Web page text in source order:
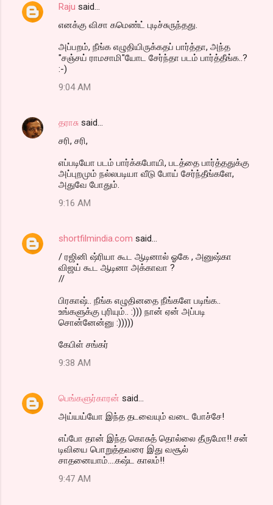
Raju said…
எனக்கு விசா கமெண்ட் புடிச்சுருந்தது.
அப்பறம், நீங்க எழுதியிருக்கதப் பார்த்தா, அந்த
"சஞ்சய் ராமசாமி"யோட சேர்ந்தா படம் பார்த்தீங்க..?
:-)
9:04 AM
தராசு said…
சரி, சரி,
எப்படியோ படம் பார்க்கபோயி, படத்தை பார்த்ததுக்கு
அப்புறமும் நல்லபடியா வீடு போய் சேர்ந்தீங்களே,
அதுவே போதும்.
9:16 AM
shortfilmindia.com said…
/ ரஜினி ஷ்ரியா கூட ஆடினால் ஓகே , அனுஷ்கா
விஜய் கூட ஆடினா அக்காவா ?
//
பிரகாஷ்.. நீங்க எழுதினதை நீங்களே படிங்க..
உங்களுக்கு புரியும்.. :))) நான் ஏன் அப்படி
சொன்னேன்னு :)))))
கேபிள் சங்கர்
9:38 AM
பெங்களுர்காரன் said…
அய்யய்யோ இந்த தடவையும் வடை போச்சே!
எப்போ தான் இந்த கொசுத் தொல்லை தீருமோ!! சன்
டிவியை பொறுத்தவரை இது வசூல்
சாதனையாம்....கஷ்ட காலம்!!
9:47 AM